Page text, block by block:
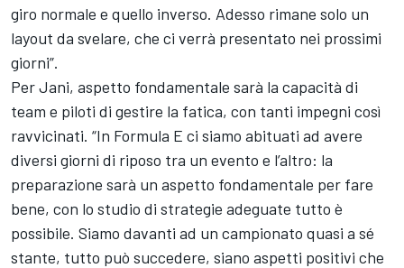
giro normale e quello inverso. Adesso rimane solo un
layout da svelare, che ci verrà presentato nei prossimi
giorni”.
Per Jani, aspetto fondamentale sarà la capacità di
team e piloti di gestire la fatica, con tanti impegni così
ravvicinati. “In Formula E ci siamo abituati ad avere
diversi giorni di riposo tra un evento e l’altro: la
preparazione sarà un aspetto fondamentale per fare
bene, con lo studio di strategie adeguate tutto è
possibile. Siamo davanti ad un campionato quasi a sé
stante, tutto può succedere, siano aspetti positivi che